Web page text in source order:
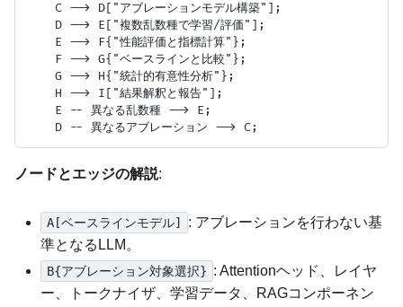
    C --> D["アブレーションモデル構築"];
    D --> E["複数乱数種で学習/評価"];
    E --> F{"性能評価と指標計算"};
    F --> G{"ベースラインと比較"};
    G --> H{"統計的有意性分析"};
    H --> I["結果解釈と報告"];
    E -- 異なる乱数種 --> E;
ノードとエッジの解説:
A[ベースラインモデル]
: アブレーションを行わない基
準となるLLM。
B{アブレーション対象選択} : Attentionヘッド、レイヤ
ー、トークナイザ、学習データ、RAGコンポーネン